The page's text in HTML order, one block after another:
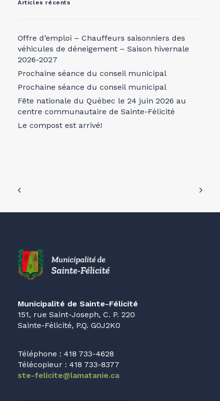
Articles récents
Offre d’emploi – Chauffeurs saisonniers des
véhicules de déneigement – Saison hivernale
2026-2027
Prochaine séance du conseil municipal
Prochaine séance du conseil municipal
Fête nationale du Québec le 24 juin 2026 au
centre communautaire de Sainte-Félicité
Le compost est arrivé!
Municipalité de Sainte-Félicité
151, rue Saint-Joseph, C. P. 220
Sainte-Félicité, P.Q. G0J2K0
Téléphone : 418 733-4628
Télécopieur : 418 733-8377
ste-felicite@lamatanie.ca